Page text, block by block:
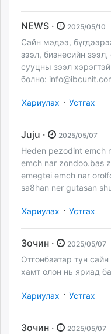
NEWS · 2025/05/10
Сайн мэдээ,
зээл, бизнесийн
сууцны зээл
болно:
Хариулах · Устгах
Juju · 2025/05/07
Heden pezodint emch
emch nar zondoo.bas
emegtei emch nar
sa8han ner gutasan
Хариулах · Устгах
Зочин · 2025/05/07
Отгонбаатар тун
хамт олон нь яриад
Хариулах · Устгах
Зочин · 2025/05/07